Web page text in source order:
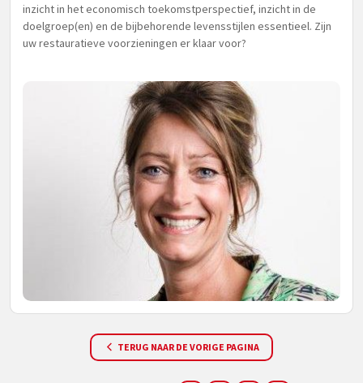
inzicht in het economisch toekomstperspectief, inzicht in de
doelgroep(en) en de bijbehorende levensstijlen essentieel. Zijn
uw restauratieve voorzieningen er klaar voor?
TERUG NAAR DE VORIGE PAGINA